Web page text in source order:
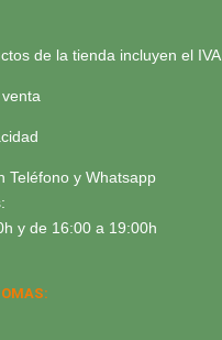
de la tienda incluyen el IVA
Teléfono y Whatsapp
y de 16:00 a 19:00h